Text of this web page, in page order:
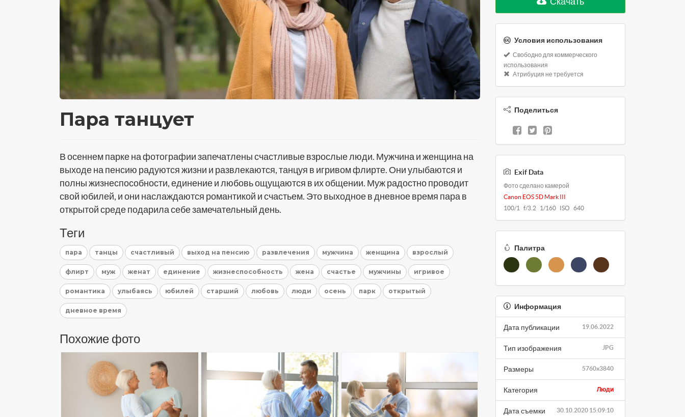
Пара танцует
В осеннем парке на фотографии запечатлены счастливые взрослые люди. Мужчина и женщина на
выходе на пенсию радуются жизни и развлекаются, танцуя в игривом флирте. Они улыбаются и
полны жизнеспособности, единение и любовь ощущаются в их общении. Муж радостно проводит
свой юбилей, и они наслаждаются романтикой и счастьем. Это выходное в дневное время пара в
открытой среде подарила себе замечательный день.
Теги
пара танцы счастливый выход на пенсию развлечения мужчина женщина взрослый
флирт муж женат единение жизнеспособность жена счастье мужчины игривое
романтика улыбаясь юбилей старший любовь люди осень парк открытый
дневное время
Похожие фото
Условия использования
Свободно для коммерческого
использования
Атрибуция не требуется
Поделиться
Exif Data
Фото сделано камерой
Canon EOS 5D Mark III
100/1 f/3.2 1/160 ISO 640
Палитра
Информация
19.06.2022
Дата публикации
JPG
Тип изображения
5760x3840
Размеры
Люди
Категория
30.10.2020 15:09:10
Дата съемки